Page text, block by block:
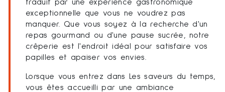
traduit par une expérience gastronomique
exceptionnelle que vous ne voudrez pas
manquer. Que vous soyez à la recherche d'un
repas gourmand ou d'une pause sucrée, notre
crêperie est l'endroit idéal pour satisfaire vos
papilles et apaiser vos envies.
Lorsque vous entrez dans Les saveurs du temps,
vous êtes accueilli par une ambiance